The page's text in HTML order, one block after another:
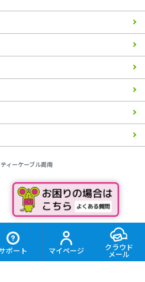
ポート マイページ クラウド
メール
ィーケーブル周南